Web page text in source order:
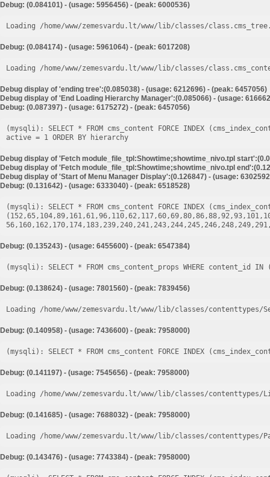
Debug: (0.084101) - (usage: 5956456) - (peak: 6000536)
Loading /home/www/zemesvardu.lt/www/lib/classes/
Debug: (0.084174) - (usage: 5961064) - (peak: 6017208)
Loading /home/www/zemesvardu.lt/www/lib/classes/
Debug display of 'ending tree':(0.085038) - (usage: 6212696) - (peak: 6457056)
Debug display of 'End Loading Hierarchy Manager':(0.085066) - (usage:
Debug: (0.087397) - (usage: 6175272) - (peak: 6457056)
(mysqli): SELECT * FROM cms_content FORCE INDEX
Debug display of 'Fetch module_file_tpl:Showtime;showtime_nivo.tpl
Debug display of 'Fetch module_file_tpl:Showtime;showtime_nivo.tpl
Debug display of 'Start of Menu Manager Display':(0.126847) - (usage:
Debug: (0.131642) - (usage: 6333040) - (peak: 6518528)
(mysqli): SELECT * FROM cms_content FORCE INDEX
Debug: (0.135243) - (usage: 6455600) - (peak: 6547384)
Debug: (0.138624) - (usage: 7801560) - (peak: 7839456)
Loading /home/www/zemesvardu.lt/www/lib/classes/
Debug: (0.140958) - (usage: 7436600) - (peak: 7958000)
Debug: (0.141197) - (usage: 7545656) - (peak: 7958000)
Loading /home/www/zemesvardu.lt/www/lib/classes/
Debug: (0.141685) - (usage: 7688032) - (peak: 7958000)
Loading /home/www/zemesvardu.lt/www/lib/classes/
Debug: (0.143476) - (usage: 7743384) - (peak: 7958000)